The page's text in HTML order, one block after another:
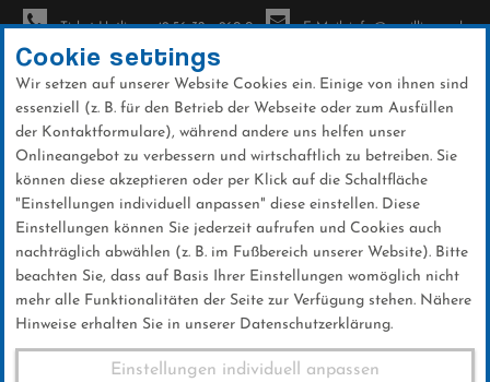
Direkt
zum
Inhalt
Ticket-Hotline: +49 56 32 - 960-0 E-Mail: info@sc-willingen.de
Galerien
Weltcup Fr.27.01.2017
Cookie settings
Wir setzen auf unserer Website Cookies ein. Einige von ihnen sind
essenziell (z. B. für den Betrieb der Webseite oder zum Ausfüllen
der Kontaktformulare), während andere uns helfen unser
Onlineangebot zu verbessern und wirtschaftlich zu betreiben. Sie
können diese akzeptieren oder per Klick auf die Schaltfläche
"Einstellungen individuell anpassen" diese einstellen. Diese
Einstellungen können Sie jederzeit aufrufen und Cookies auch
nachträglich abwählen (z. B. im Fußbereich unserer Website). Bitte
beachten Sie, dass auf Basis Ihrer Einstellungen womöglich nicht
mehr alle Funktionalitäten der Seite zur Verfügung stehen. Nähere
Hinweise erhalten Sie in unserer Datenschutzerklärung.
Einstellungen individuell anpassen